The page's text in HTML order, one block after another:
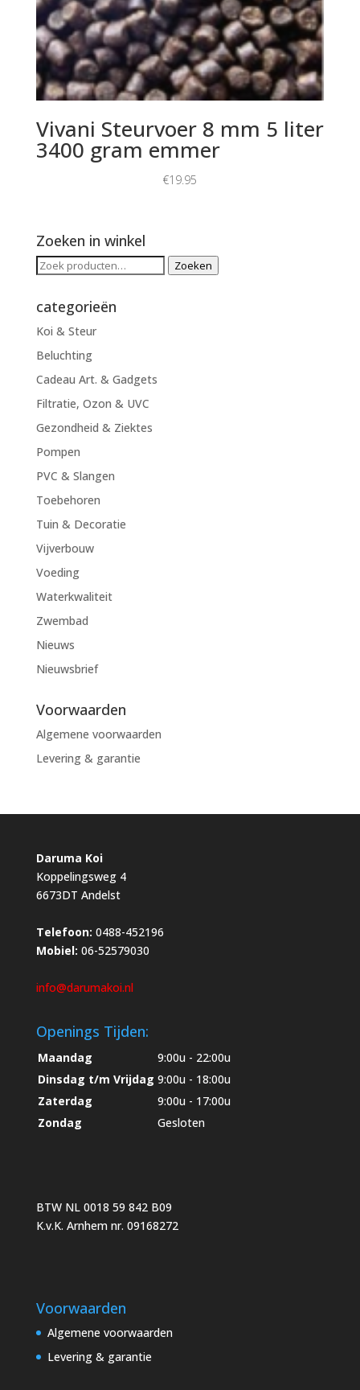
Vivani Steurvoer 8 mm 5 liter
3400 gram emmer
€19.95
Zoeken in winkel
Zoeken
Zoeken
categorieën
Koi & Steur
Beluchting
Cadeau Art. & Gadgets
Filtratie, Ozon & UVC
Gezondheid & Ziektes
Pompen
PVC & Slangen
Toebehoren
Tuin & Decoratie
Vijverbouw
Voeding
Waterkwaliteit
Zwembad
Nieuws
Nieuwsbrief
Voorwaarden
Algemene voorwaarden
Levering & garantie
Daruma Koi
Koppelingsweg 4
6673DT Andelst
Telefoon: 0488-452196
Mobiel: 06-52579030
info@darumakoi.nl
Openings Tijden:
Maandag
9:00u - 22:00u
Dinsdag t/m Vrijdag 9:00u - 18:00u
Zaterdag
9:00u - 17:00u
Zondag
Gesloten
BTW NL 0018 59 842 B09
K.v.K. Arnhem nr. 09168272
Voorwaarden
Algemene voorwaarden
Levering & garantie